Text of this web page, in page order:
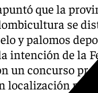
apuntó que la
se
y palomos
intención de la
un concurso
localización